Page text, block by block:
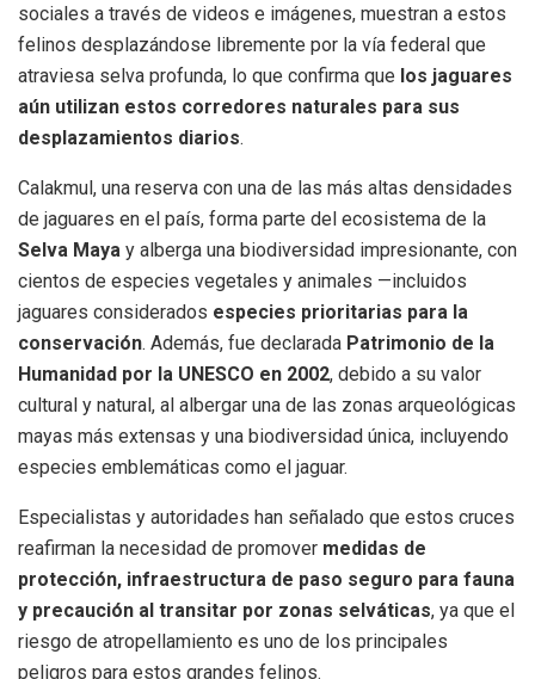
sociales a través de videos e imágenes, muestran a estos
felinos desplazándose libremente por la vía federal que
atraviesa selva profunda, lo que confirma que los jaguares
aún utilizan estos corredores naturales para sus
desplazamientos diarios.
Calakmul, una reserva con una de las más altas densidades
de jaguares en el país, forma parte del ecosistema de la
Selva Maya y alberga una biodiversidad impresionante, con
cientos de especies vegetales y animales —incluidos
jaguares considerados especies prioritarias para la
conservación. Además, fue declarada Patrimonio de la
Humanidad por la UNESCO en 2002, debido a su valor
cultural y natural, al albergar una de las zonas arqueológicas
mayas más extensas y una biodiversidad única, incluyendo
especies emblemáticas como el jaguar.
Especialistas y autoridades han señalado que estos cruces
reafirman la necesidad de promover medidas de
protección, infraestructura de paso seguro para fauna
y precaución al transitar por zonas selváticas, ya que el
riesgo de atropellamiento es uno de los principales
peligros para estos grandes felinos.